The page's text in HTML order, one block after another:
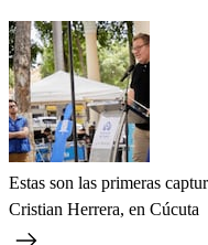
Estas son las primeras
Cristian Herrera, en Cúcuta